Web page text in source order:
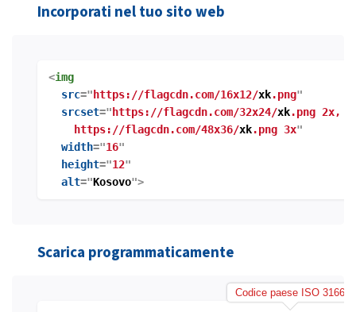
Incorporati nel tuo sito web
<img
src=" https://flagcdn.com/16x12/xk.png"
srcset=" https://flagcdn.com/32x24/xk.png 2x,
https://flagcdn.com/48x36/xk.png 3x"
width="16"
height="12"
alt="Kosovo">
Scarica programmaticamente
Codice paese ISO 3166